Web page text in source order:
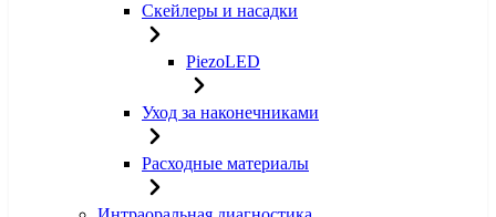
Скейлеры и насадки
PiezoLED
Уход за наконечниками
Расходные материалы